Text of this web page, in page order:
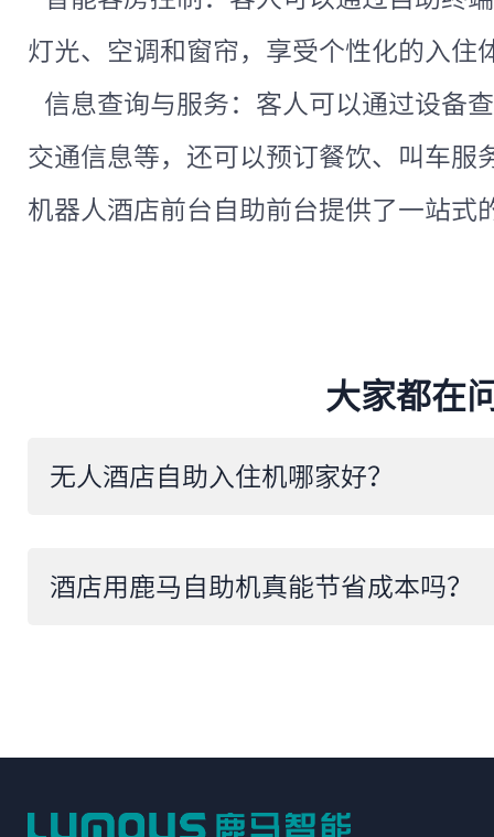
灯光、空调和窗帘，享受个性化的入住
信息查询与服务：客人可以通过设备
交通信息等，还可以预订餐饮、叫车服
机器人酒店前台自助前台提供了一站式
大家都在
无人酒店自助入住机哪家好？
酒店用鹿马自助机真能节省成本吗？